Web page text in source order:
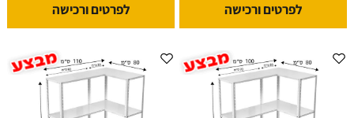
לפרטים ורכישה לפרטים ורכישה